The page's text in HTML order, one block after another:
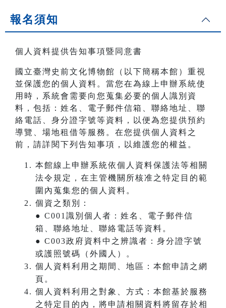
報名須知
個人資料提供告知事項暨同意書
國立臺灣史前文化博物館（以下簡稱本館）重視
並保護您的個人資料。當您在為線上申辦系統使
用時，系統會需要向您蒐集必要的個人識別資
料，包括：姓名、電子郵件信箱、聯絡地址、聯
絡電話、身分證字號等資料，以便為您提供預約
導覽、場地租借等服務。在您提供個人資料之
前，請詳閱下列告知事項，以維護您的權益。
本館線上申辦系統依個人資料保護法等相關
法令規定，在主管機關所核准之特定目的範
圍內蒐集您的個人資料。
個資之類別：
● C001識別個人者：姓名、電子郵件信
箱、聯絡地址、聯絡電話等資料。
● C003政府資料中之辨識者：身分證字號
或護照號碼（外國人）。
個人資料利用之期間、地區：本館申請之網
頁。
個人資料利用之對象、方式：本館基於服務
之特定目的內，將申請相關資料將留存於相